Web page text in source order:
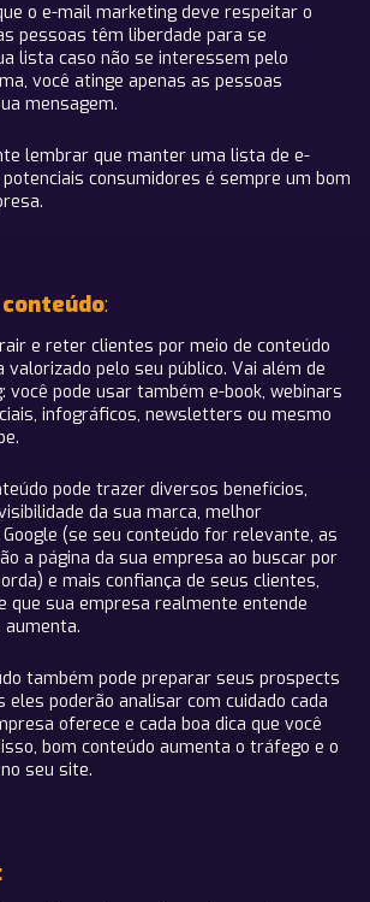
o e-mail marketing deve respeitar o
pessoas têm liberdade para se
lista caso não se interessem pelo
você atinge apenas as pessoas
mensagem.
lembrar que manter uma lista de e-
consumidores é sempre um bom
:
e reter clientes por meio de conteúdo
pelo seu público. Vai além de
você pode usar também e-book, webinars
infográficos, newsletters ou mesmo
pode trazer diversos benefícios,
da sua marca, melhor
(se seu conteúdo for relevante, as
a página da sua empresa ao buscar por
e mais confiança de seus clientes,
que sua empresa realmente entende
também pode preparar seus prospects
eles poderão analisar com cuidado cada
oferece e cada boa dica que você
bom conteúdo aumenta o tráfego e o
seu site.